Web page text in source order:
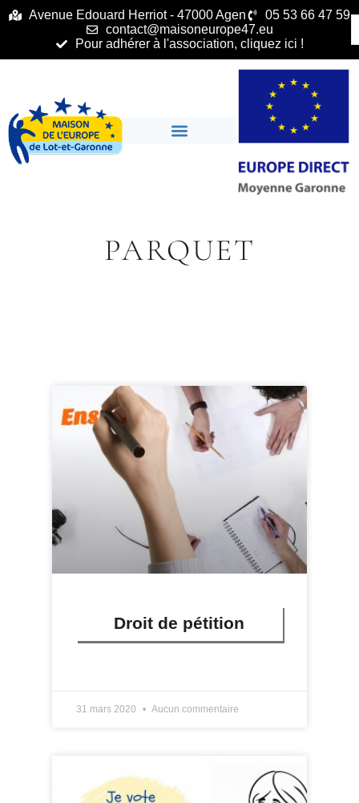
principalAvenue Edouard Herriot - 47000 Agen
05 53 66 47 59
contact@maisoneurope47.eu
Pour adhérer à l'association, cliquez ici !
PARQUET
Droit de pétition
31 mars 2020 Aucun commentaire